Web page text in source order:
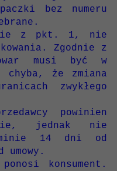
bez numeru
z pkt. 1, nie
Zgodnie z
musi być w
chyba, że zmiana
zwykłego
powinien
jednak nie
14 dni od
umowy.
konsument.